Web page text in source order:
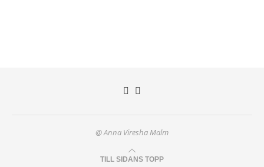
@ Anna Viresha Malm
TILL SIDANS TOPP